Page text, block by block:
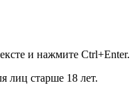
и нажмите Ctrl+Enter.
лиц старше 18 лет.